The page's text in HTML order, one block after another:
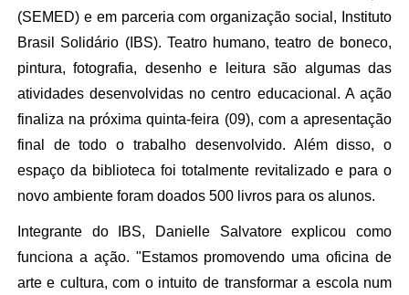
(SEMED) e em parceria com organização social, Instituto
Brasil Solidário (IBS). Teatro humano, teatro de boneco,
pintura, fotografia, desenho e leitura são algumas das
atividades desenvolvidas no centro educacional. A ação
finaliza na próxima quinta-feira (09), com a apresentação
final de todo o trabalho desenvolvido. Além disso, o
espaço da biblioteca foi totalmente revitalizado e para o
novo ambiente foram doados 500 livros para os alunos.
Integrante do IBS, Danielle Salvatore explicou como
funciona a ação. "Estamos promovendo uma oficina de
arte e cultura, com o intuito de transformar a escola num